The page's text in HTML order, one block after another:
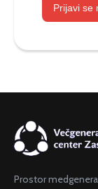
Prijavi se
Prostor